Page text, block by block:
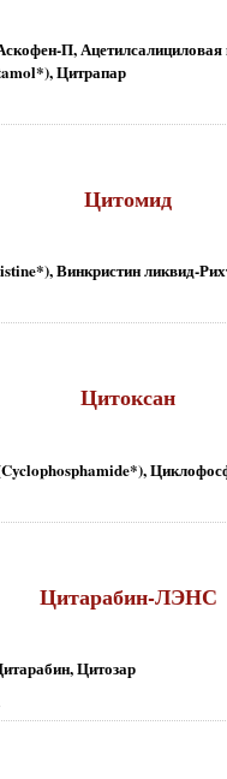
П,
Цитрапар
Цитомид
Винкристин ликвид-
Цитоксан
Цитарабин-ЛЭНС
Цитозар